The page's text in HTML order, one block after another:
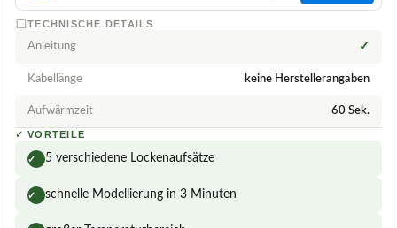
TECHNISCHE DETAILS
Anleitung ✓
Kabellänge keine Herstellerangaben
Aufwärmzeit 60 Sek.
✓ VORTEILE
✓ 5 verschiedene Lockenaufsätze
✓ schnelle Modellierung in 3 Minuten